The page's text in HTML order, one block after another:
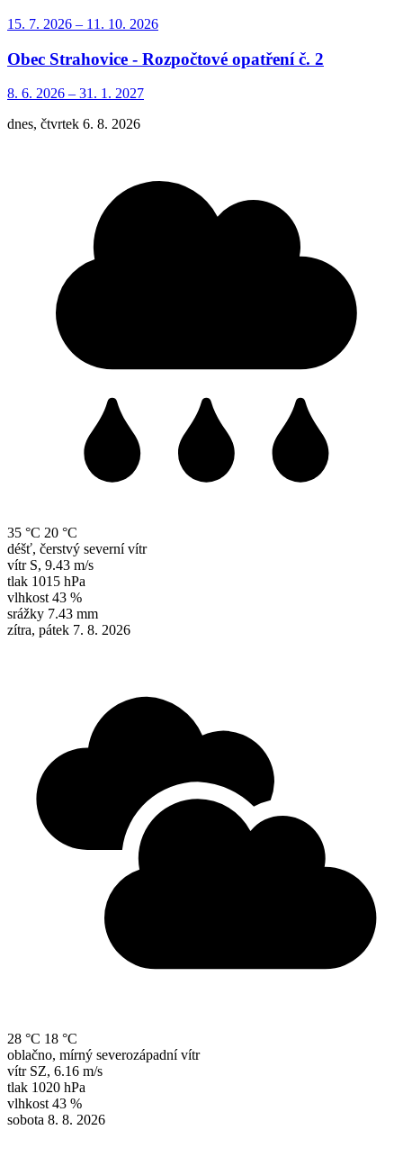
15. 7. 2026 – 11. 10. 2026
Obec Strahovice - Rozpočtové opatření č. 2
8. 6. 2026 – 31. 1. 2027
dnes, čtvrtek 6. 8. 2026
35 °C 20 °C
déšť, čerstvý severní vítr
vítr S, 9.43 m/s
tlak 1015 hPa
vlhkost 43 %
srážky 7.43 mm
zítra, pátek 7. 8. 2026
28 °C 18 °C
oblačno, mírný severozápadní vítr
vítr SZ, 6.16 m/s
tlak 1020 hPa
vlhkost 43 %
sobota 8. 8. 2026